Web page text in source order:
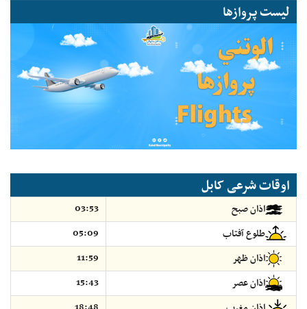
لیست پروازها
اوقات شرعی کابل
اذان صبح
03:53
طلوع آفتاب
05:09
اذان ظهر
11:59
اذان عصر
15:43